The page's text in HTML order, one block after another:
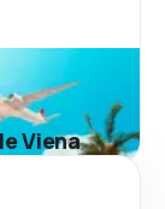
Viena